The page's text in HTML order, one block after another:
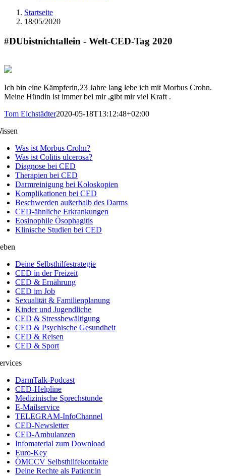
Startseite
18/05/2020
#DUbistnichtallein - Welt-CED-Tag 2020
Ich bin eine Kämpferin,23 Jahre lang lebe ich mit Morbus Crohn.
Meine Hündin ist immer bei mir ,gibt mir viel Kraft .
Tom Eichstädter2020-05-18T13:12:48+02:00
Was ist Morbus Crohn?
Was ist Colitis ulcerosa?
Diagnose bei CED
Therapien bei CED
Darmreinigung bei Koloskopien
Komplikationen bei CED
Beschwerden außerhalb des Darms
CED-ähnliche Erkrankungen
Eosinophile Ösophagitis
Klinische Studien bei CED
Deine Selbsthilfestrategie
CED in der Freizeit
CED & Ernährung
CED im Job
Sexualität & Familienplanung
Kinder und Jugendliche
CED & Stressbewältigung
CED & Psychische Gesundheit
CED & Reisen
CED & Sport
DarmTalk-Podcast
CED-Helpline
Medizinische Sprechstunde
E-Mailservice
TELEGRAM-InfoChannel
CED-Newsletter
CED-Ambulanzen
Infomaterial zum Download
Euro-Key
ÖMCCV Selbsthilfekontakte
Deine Rechte als Patient:in